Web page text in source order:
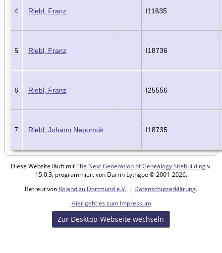
4 Riebl, Franz I11635
5 Riebl, Franz I18736
6 Riebl, Franz I25556
7 Riebl, Johann Nepomuk I18735
Diese Website läuft mitThe Next Generation of Genealogy Sitebuildingv.
15.0.3, programmiert von Darrin Lythgoe © 2001-2026.
Betreut von Roland zu Dortmund e.V.. | Datenschutzerklärung.
Hier geht es zum Impressum
Zur Desktop-Webseite wechseln